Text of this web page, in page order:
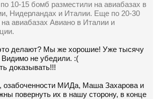
10-15 бомб разместили на авиабазах в
Нидерландах и Италии. Еще по 20-30
авиабазах Авиано в Италии и
делают? Мы же хорошие! Уже тысячу
Видимо не убедили. :(
доказывать!!!
озабоченности МИДа, Маша Захарова и
повернуть их в нашу сторону, в конце